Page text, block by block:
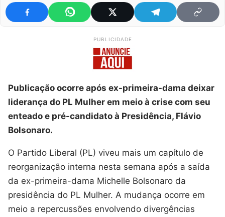
PUBLICIDADE
Publicação ocorre após ex-primeira-dama deixar
liderança do PL Mulher em meio à crise com seu
enteado e pré-candidato à Presidência, Flávio
Bolsonaro.
O Partido Liberal (PL) viveu mais um capítulo de
reorganização interna nesta semana após a saída
da ex-primeira-dama Michelle Bolsonaro da
presidência do PL Mulher. A mudança ocorre em
meio a repercussões envolvendo divergências